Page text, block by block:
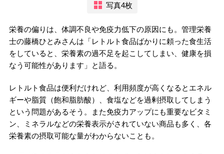
写真4枚
栄養の偏りは、体調不良や免疫力低下の原因にも。管理栄養
士の藤橋ひとみさんは「レトルト食品ばかりに頼った食生活
をしていると、栄養素の過不足を起こしてしまい、健康を損
なう可能性があります」と語る。
レトルト食品は便利だけれど、利用頻度が高くなるとエネル
ギーや脂質（飽和脂肪酸）、食塩などを過剰摂取してしまう
という問題があるそう。また免疫力アップにも重要なビタミ
ン、ミネラルなどの栄養表示がされていない商品も多く、各
栄養素の摂取可能な量がわからないことも。